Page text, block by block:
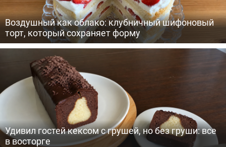
Воздушный как облако: клубничный шифоновый
торт, который сохраняет форму
Удивил гостей кексом с грушей, но без груши: все
в восторге